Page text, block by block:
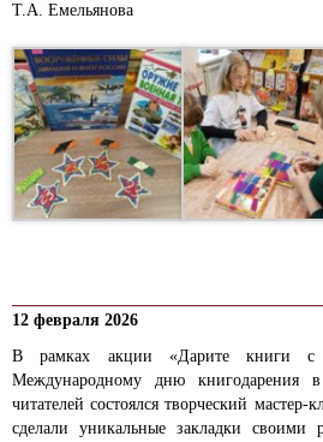
Т.А. Емельянова
12 февраля 2026
В рамках акции «Дарите книги с
Международному дню книгодарения
читателей состоялся творческий мастер-
сделали уникальные закладки своими